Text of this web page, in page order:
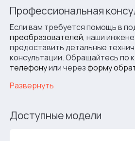
Профессиональная
Если вам требуется помощь в
преобразователей, наши
предоставить детальные
консультации. Обращайтесь по
телефонуили черезформу
Развернуть
Доступные модели